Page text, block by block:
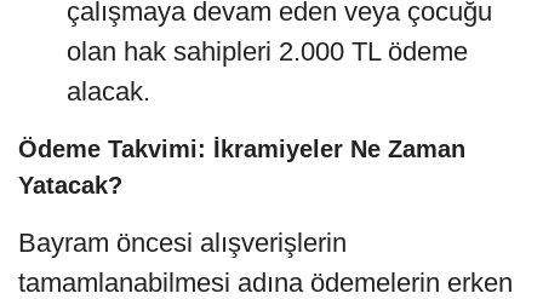
çalışmaya devam eden veya çocuğu
olan hak sahipleri 2.000 TL ödeme
alacak.
Ödeme Takvimi: İkramiyeler Ne Zaman
Yatacak?
Bayram öncesi alışverişlerin
tamamlanabilmesi adına ödemelerin erken